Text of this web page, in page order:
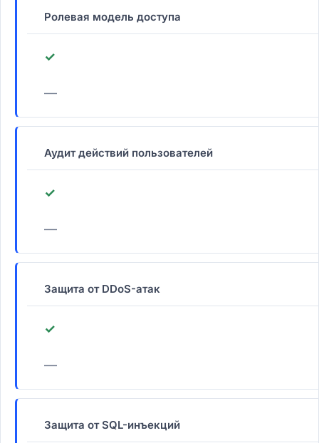
Ролевая модель доступа
✓
—
Аудит действий пользователей
✓
—
Защита от DDoS-атак
✓
—
Защита от SQL-инъекций